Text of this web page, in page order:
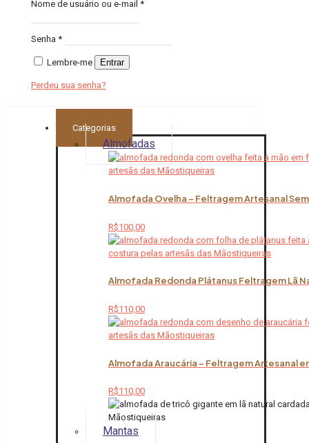
Nome de usuário ou e-mail *
Senha *
Lembre-me Entrar
Perdeu sua senha?
Categorias
Almofadas
Almofada Ovelha – Feltragem Artesanal
R$100,00
Almofada Redonda Plátanus Feltragem Lã
R$110,00
Almofada Araucária – Feltragem Artesanal
R$110,00
Mantas